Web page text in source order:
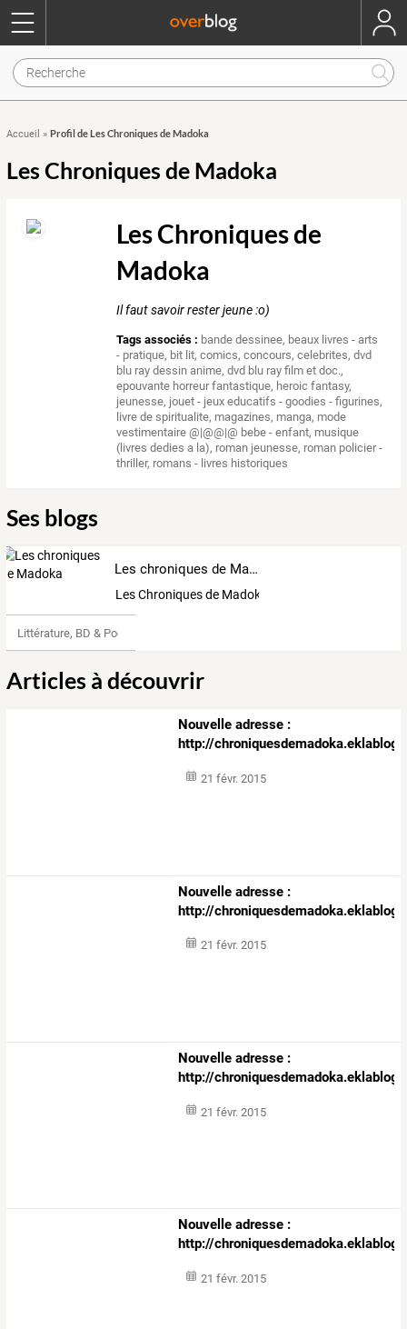
Accueil » Profil de Les Chroniques de Madoka
Les Chroniques de Madoka
Les Chroniques de
Madoka
Il faut savoir rester jeune :o)
Tags associés : bande dessinee, beaux livres - arts
- pratique, bit lit,comics,concours,celebrites,dvd
blu ray dessin anime,dvd blu ray film et doc.,
epouvante horreur fantastique, heroic fantasy,
jeunesse, jouet - jeux educatifs - goodies - figurines,
livre de spiritualite, magazines, manga, mode
vestimentaire @|@@|@ bebe - enfant, musique
(livres dedies a la), roman jeunesse, roman policier -
thriller, romans - livres historiques
Ses blogs
Les chroniques de Madoka
Les Chroniques de Madoka
Littérature, BD & Poésie
Articles à découvrir
Nouvelle adresse :
http://
21 févr. 2015
Nouvelle adresse :
http://
21 févr. 2015
Nouvelle adresse :
http://
21 févr. 2015
Nouvelle adresse :
http://
21 févr. 2015